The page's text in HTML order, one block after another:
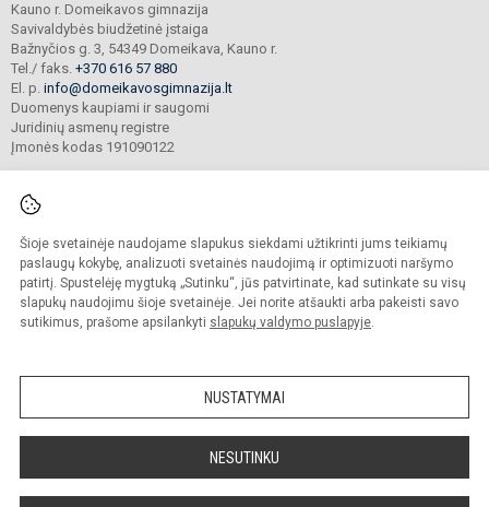
Šioje svetainėje naudojame slapukus siekdami užtikrinti jums teikiamų
paslaugų kokybę, analizuoti svetainės naudojimą ir optimizuoti naršymo
patirtį. Spustelėję mygtuką „Sutinku“, jūs patvirtinate, kad sutinkate su visų
slapukų naudojimu šioje svetainėje. Jei norite atšaukti arba pakeisti savo
sutikimus, prašome apsilankyti slapukų valdymo puslapyje.
NUSTATYMAI
NESUTINKU
Kauno r. Domeikavos gimnazija
Savivaldybės biudžetinė įstaiga
Bažnyčios g. 3, 54349 Domeikava, Kauno r.
Tel./ faks. +370 616 57 880
El. p. info@domeikavosgimnazija.lt
Duomenys kaupiami ir saugomi
Juridinių asmenų registre
Įmonės kodas 191090122
© 2021. Kauno r. Domeikavos gimnazija. Visos teisės saugomos.
Kopijuoti turinį be raštiško gimnazijos sutikimo griežtai draudžiama.
Prieinamumo paraiška Slapukų valdymas
Sumanus būdas atnaujinti